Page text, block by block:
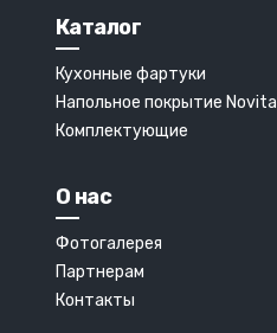
Каталог
Кухонные фартуки
Напольное покрытие Novita
Комплектующие
О нас
Фотогалерея
Партнерам
Контакты